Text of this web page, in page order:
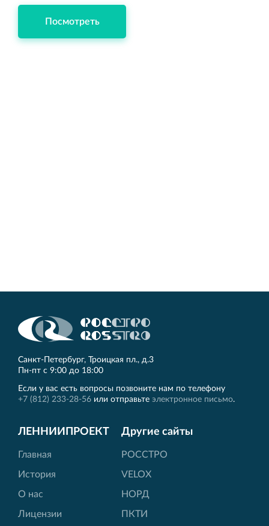
Посмотреть
Санкт‐Петербург, Троицкая пл., д.3
Пн‐пт с 9:00 до 18:00
Если у вас есть вопросы позвоните нам по телефону
+7 (812) 233-28-56 или отправьте электронное письмо.
ЛЕННИИПРОЕКТ
Главная
История
О нас
Лицензии
Другие сайты
РОССТРО
VELOX
НОРД
ПКТИ